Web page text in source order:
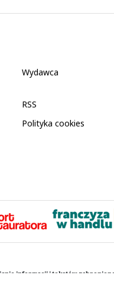
Wydawca
RSS
Polityka cookies
informacji i tekstów